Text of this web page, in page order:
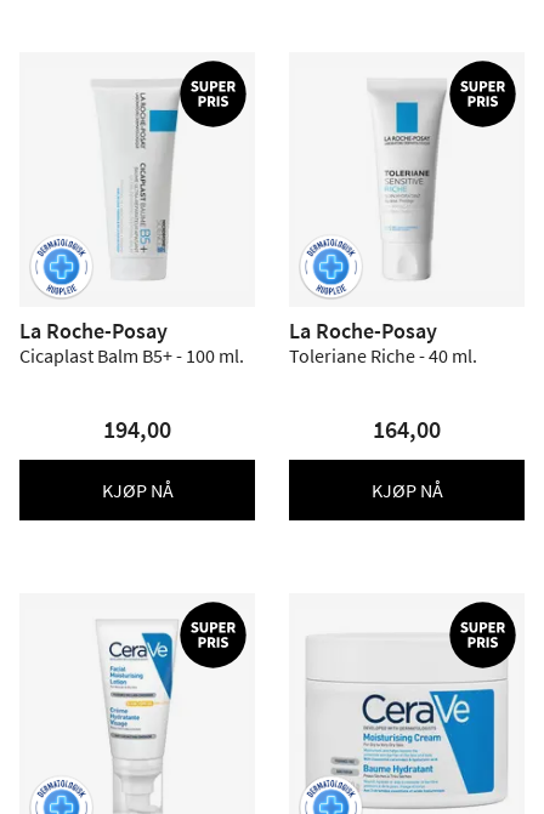
La Roche-Posay
Cicaplast Balm B5+ - 100 ml.
194,00
KJØP NÅ
La Roche-Posay
Toleriane Riche - 40 ml.
164,00
KJØP NÅ